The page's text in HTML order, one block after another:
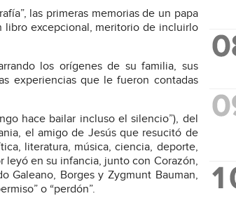
las primeras memorias de un papa
libro excepcional, meritorio de incluirlo
los orígenes de su familia, sus
experiencias que le fueron contadas
hace bailar incluso el silencio”), del
el amigo de Jesús que resucitó de
literatura, música, ciencia, deporte,
leyó en su infancia, junto con Corazón,
Galeano, Borges y Zygmunt Bauman,
o “perdón”.